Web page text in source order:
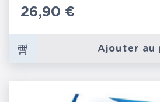
Prix
26,90 €
Ajouter au